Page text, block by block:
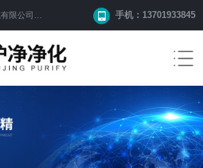
欢迎访问上海沪净医疗器械有限公司网站！ 手机：13701933845